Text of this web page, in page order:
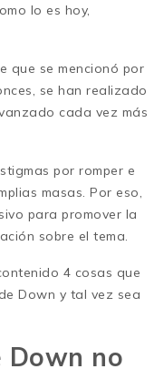
lo es hoy,
que se mencionó por
se han realizado
cada vez más
por romper e
masas. Por eso,
para promover la
sobre el tema.
4 cosas que
Down y tal vez sea
Down no